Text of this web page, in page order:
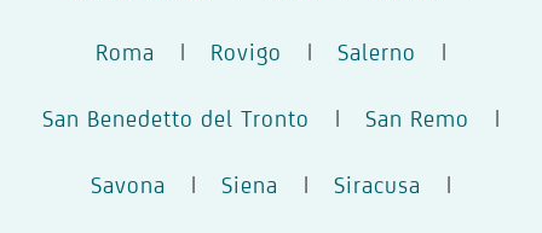
Roma | Rovigo | Salerno |
San Benedetto del Tronto | San Remo |
Savona | Siena | Siracusa |